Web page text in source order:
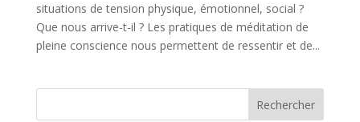
situations de tension physique, émotionnel, social ?
Que nous arrive-t-il ? Les pratiques de méditation de
pleine conscience nous permettent de ressentir et de...